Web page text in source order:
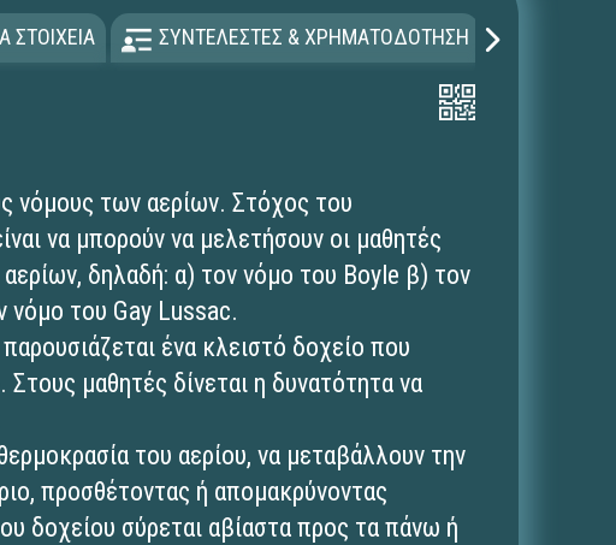
ΣΤΟΙΧΕΙΑ ΣΥΝΤΕΛΕΣΤΕΣ & ΧΡΗΜΑΤΟΔΟΤΗΣΗ
νόμους των αερίων. Στόχος του
να μπορούν να μελετήσουν οι μαθητές
δηλαδή: α) τον νόμο του Boyle β) τον
νόμο του Gay Lussac.
ένα κλειστό δοχείο που
Στους μαθητές δίνεται η δυνατότητα να
του αερίου, να μεταβάλλουν την
προσθέτοντας ή απομακρύνοντας
δοχείου σύρεται αβίαστα προς τα πάνω ή